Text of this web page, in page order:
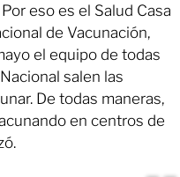
eso es el Salud Casa
de Vacunación,
el equipo de todas
salen las
De todas maneras,
en centros de